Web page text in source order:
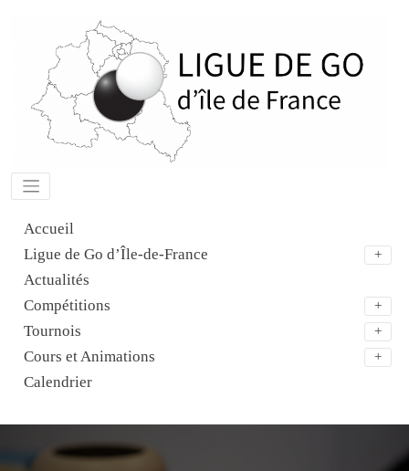
Accueil
Ligue de Go d’Île-de-France
Actualités
Compétitions
Tournois
Cours et Animations
Calendrier